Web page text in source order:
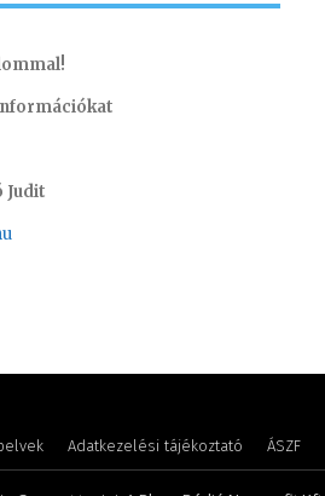
Judit
Adatkezelési tájékoztató ÁSZF